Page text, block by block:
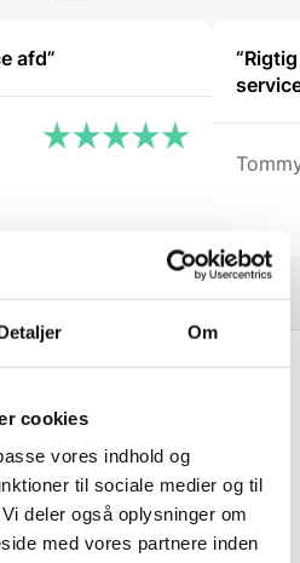
Om
cookies
vores indhold og
til sociale medier og til
deler også oplysninger om
med vores partnere inden
afd”
tilbud først!
nyhedsbrev og vær først
rolig, vi spammer dig
tilbud og